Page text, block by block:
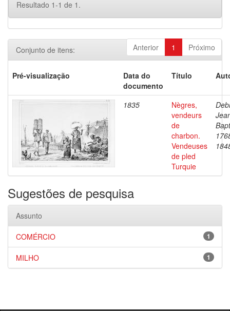
Resultado 1-1 de 1.
Anterior 1 Próximo
Conjunto de itens:
Pré-visualização
Data do
documento
Título
1835
Nègres,
vendeurs
de
charbon.
Vendeuses
de pled
Turquie
Sugestões de pesquisa
Assunto
1
COMÉRCIO
1
MILHO